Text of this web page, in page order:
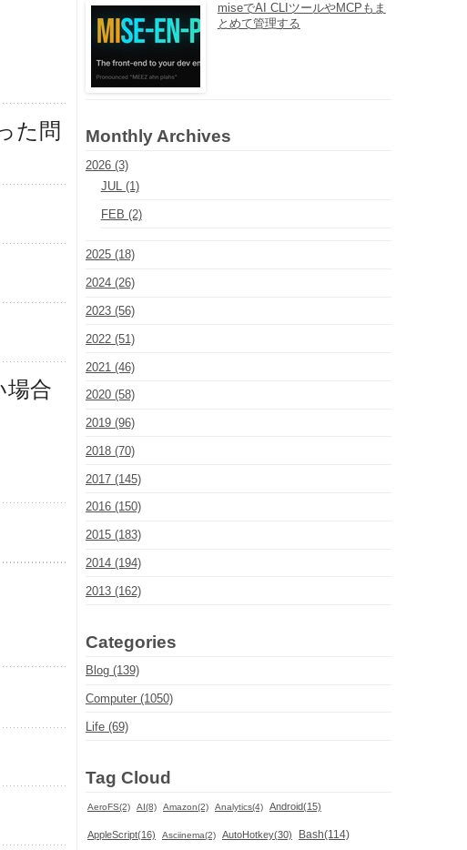
た問
場合
miseでAI CLIツールやMCPもま
とめて管理する
Monthly Archives
2026 (3)
JUL (1)
FEB (2)
2025 (18)
2024 (26)
2023 (56)
2022 (51)
2021 (46)
2020 (58)
2019 (96)
2018 (70)
2017 (145)
2016 (150)
2015 (183)
2014 (194)
2013 (162)
Categories
Blog (139)
Computer (1050)
Life (69)
Tag Cloud
AeroFS(2) AI(8) Amazon(2) Analytics(4) Android(15)
AppleScript(16) Asciinema(2) AutoHotkey(30) Bash(114)